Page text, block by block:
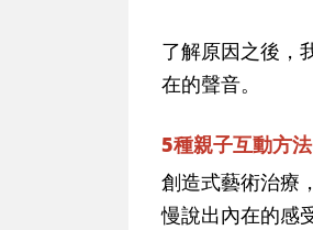
了解原因之後，
在的聲音。
5種親子互動方法
創造式藝術治療
慢說出內在的感